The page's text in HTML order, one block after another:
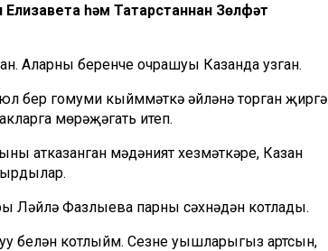
һәм Татарстаннан Зөлфәт
Аларның беренче очрашуы Казанда узган.
бер гомуми кыйммәткә әйләнә торган җиргә
мөрәҗәгать итеп.
атказанган мәдәният хезмәткәре, Казан
Ләйлә Фазлыева парны сәхнәдән котлады.
белән котлыйм. Сезнең уңышларыгыз артсын,